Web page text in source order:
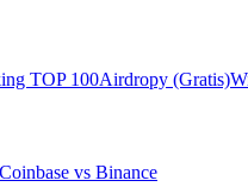
TOP 100Airdropy (Gratis)
Coinbase vs Binance